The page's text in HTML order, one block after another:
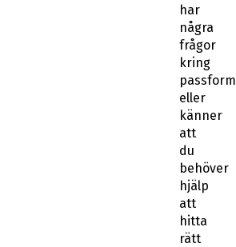
har
några
frågor
kring
passform
eller
känner
att
du
behöver
hjälp
att
hitta
rätt